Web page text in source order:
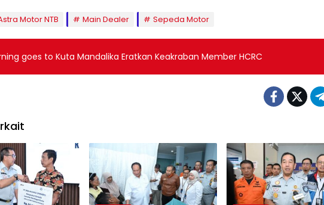
Motor NTB Main Dealer Sepeda Motor
goes to Kuta Mandalika Eratkan Keakraban Member HCRC